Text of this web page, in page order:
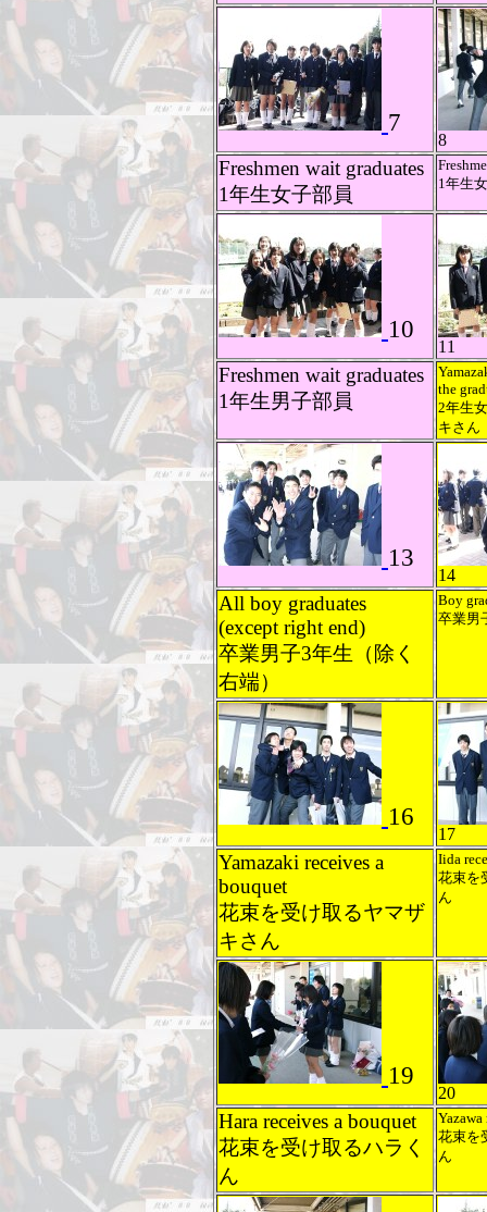
7
8
Freshmen wait graduates
1年生女子部員
1年生
10
11
Freshmen wait graduates
1年生男子部員
the
2年生
キさん
13
14
All boy graduates
(except right end)
卒業男子3年生（除く
右端）
Boy
卒業男
16
17
Yamazaki receives a
bouquet
花束を受け取るヤマザ
キさん
Iida
花束を
ん
19
20
Hara receives a bouquet
花束を受け取るハラく
ん
花束を
ん